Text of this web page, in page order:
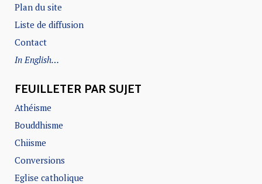
Plan du site
Liste de diffusion
Contact
In English…
FEUILLETER PAR SUJET
Athéisme
Bouddhisme
Chiisme
Conversions
Eglise catholique